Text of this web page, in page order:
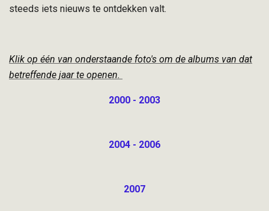
steeds iets nieuws te ontdekken valt.
Klik op één van onderstaande foto's om de albums van dat
betreffende jaar te openen.
2000 - 2003
2004 - 2006
2007